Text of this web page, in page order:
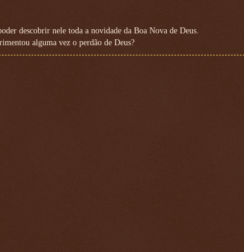
descobrir nele toda a novidade da Boa Nova de Deus.
alguma vez o perdão de Deus?